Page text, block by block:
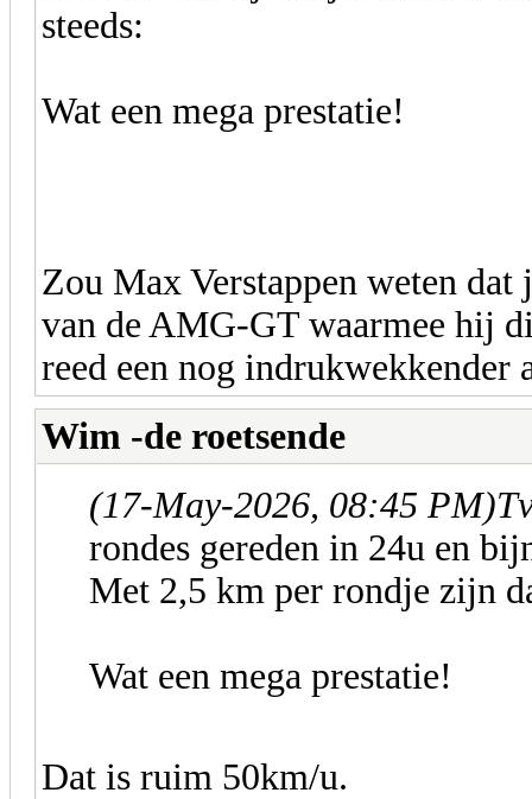
steeds:
Wat een mega prestatie!
Zou Max Verstappen weten
van de AMG-GT waarmee hij
reed een nog indrukwekkender
Wim -de roetsende
(17-May-2026, 08:45 PM)
rondes gereden in 24u en
Met 2,5 km per rondje zijn
Wat een mega prestatie!
Dat is ruim 50km/u.